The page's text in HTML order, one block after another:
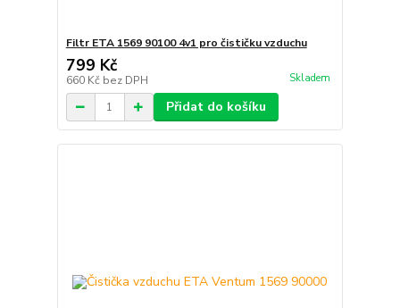
Filtr ETA 1569 90100 4v1 pro čističku vzduchu
799 Kč
660 Kč bez DPH Skladem
Přidat do košíku